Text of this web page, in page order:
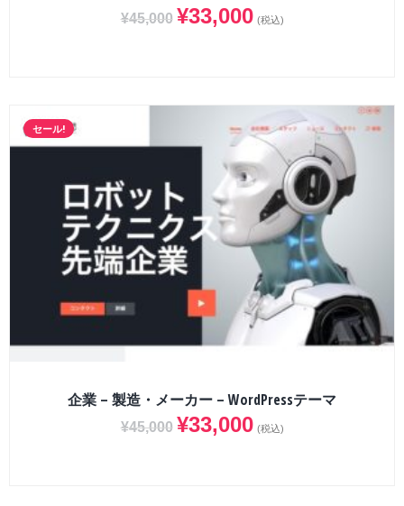
¥45,000 ¥33,000 (税込)
セール!
企業 – 製造・メーカー – WordPressテーマ
¥45,000 ¥33,000 (税込)